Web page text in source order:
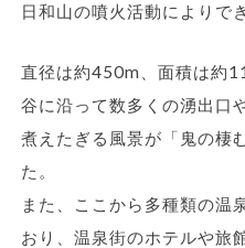
日和山の噴火活動によりで
直径は約450m、面積は約
谷に沿って数多くの湧出口
煮えたぎる風景が「鬼の棲
た。
また、ここから多種類の温
おり、温泉街のホテルや旅